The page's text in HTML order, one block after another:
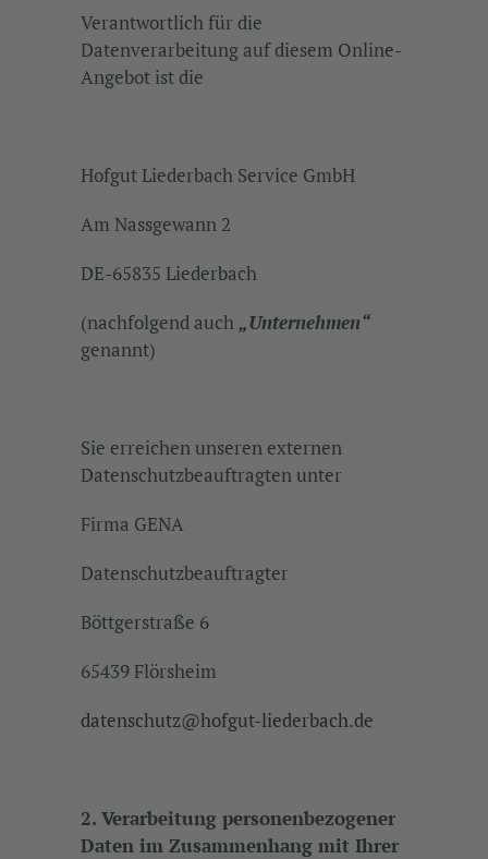
Verantwortlich für die
Datenverarbeitung auf diesem Online-
Angebot ist die
Hofgut Liederbach Service GmbH
Am Nassgewann 2
DE-65835 Liederbach
(nachfolgend auch„Unternehmen“
genannt)
Sie erreichen unseren externen
Datenschutzbeauftragten unter
Firma GENA
Datenschutzbeauftragter
Böttgerstraße 6
65439 Flörsheim
datenschutz@hofgut-liederbach.de
2. Verarbeitung personenbezogener
Daten im Zusammenhang mit Ihrer